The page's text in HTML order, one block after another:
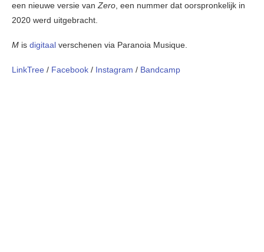
een nieuwe versie vanZero, een nummer dat oorspronkelijk in
2020 werd uitgebracht.
M is digitaal verschenen via Paranoia Musique.
LinkTree / Facebook / Instagram / Bandcamp